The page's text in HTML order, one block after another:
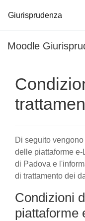
Giurisprudenza
Moodle
Di seguito
delle piattaforme
di Padova e
di trattamento dei
Condizioni
piattaforme